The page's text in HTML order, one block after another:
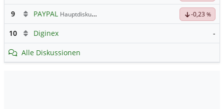
9 PAYPAL Hauptdiskussion -0,23 %
10 Diginex -
Alle Diskussionen